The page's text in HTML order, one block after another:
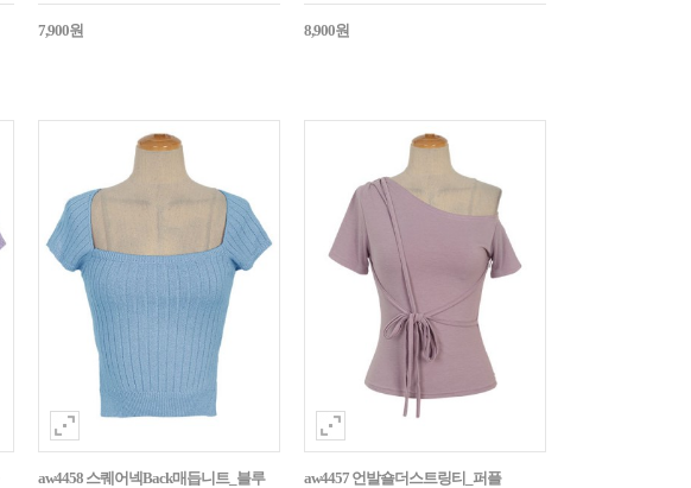
7,900원 8,900원
aw4458 스퀘어넥Back매듭니트_블루 aw4457 언발숄더스트링티_퍼플